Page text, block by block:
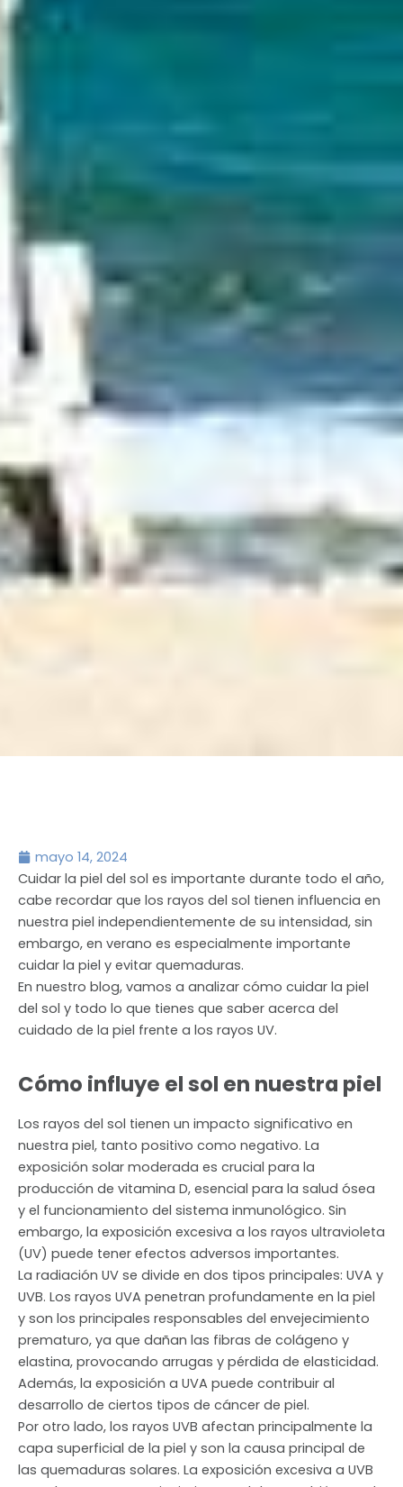
mayo 14, 2024
Cuidar la piel del sol es importante durante todo el año,
cabe recordar que los rayos del sol tienen influencia en
nuestra piel independientemente de su intensidad, sin
embargo, en verano es especialmente importante
cuidar la piel y evitar quemaduras.
En nuestro blog, vamos a analizar cómo cuidar la piel
del sol y todo lo que tienes que saber acerca del
cuidado de la piel frente a los rayos UV.
Cómo influye el sol en nuestra piel
Los rayos del sol tienen un impacto significativo en
nuestra piel, tanto positivo como negativo. La
exposición solar moderada es crucial para la
producción de vitamina D, esencial para la salud ósea
y el funcionamiento del sistema inmunológico. Sin
embargo, la exposición excesiva a los rayos ultravioleta
(UV) puede tener efectos adversos importantes.
La radiación UV se divide en dos tipos principales: UVA y
UVB. Los rayos UVA penetran profundamente en la piel
y son los principales responsables del envejecimiento
prematuro, ya que dañan las fibras de colágeno y
elastina, provocando arrugas y pérdida de elasticidad.
Además, la exposición a UVA puede contribuir al
desarrollo de ciertos tipos de cáncer de piel.
Por otro lado, los rayos UVB afectan principalmente la
capa superficial de la piel y son la causa principal de
las quemaduras solares. La exposición excesiva a UVB